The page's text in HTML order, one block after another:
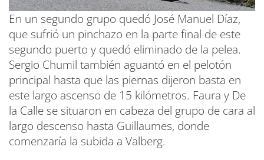
En un segundo grupo quedó José Manuel Díaz,
que sufrió un pinchazo en la parte final de este
segundo puerto y quedó eliminado de la pelea.
Sergio Chumil también aguantó en el pelotón
principal hasta que las piernas dijeron basta en
este largo ascenso de 15 kilómetros. Faura y De
la Calle se situaron en cabeza del grupo de cara al
largo descenso hasta Guillaumes, donde
comenzaría la subida a Valberg.